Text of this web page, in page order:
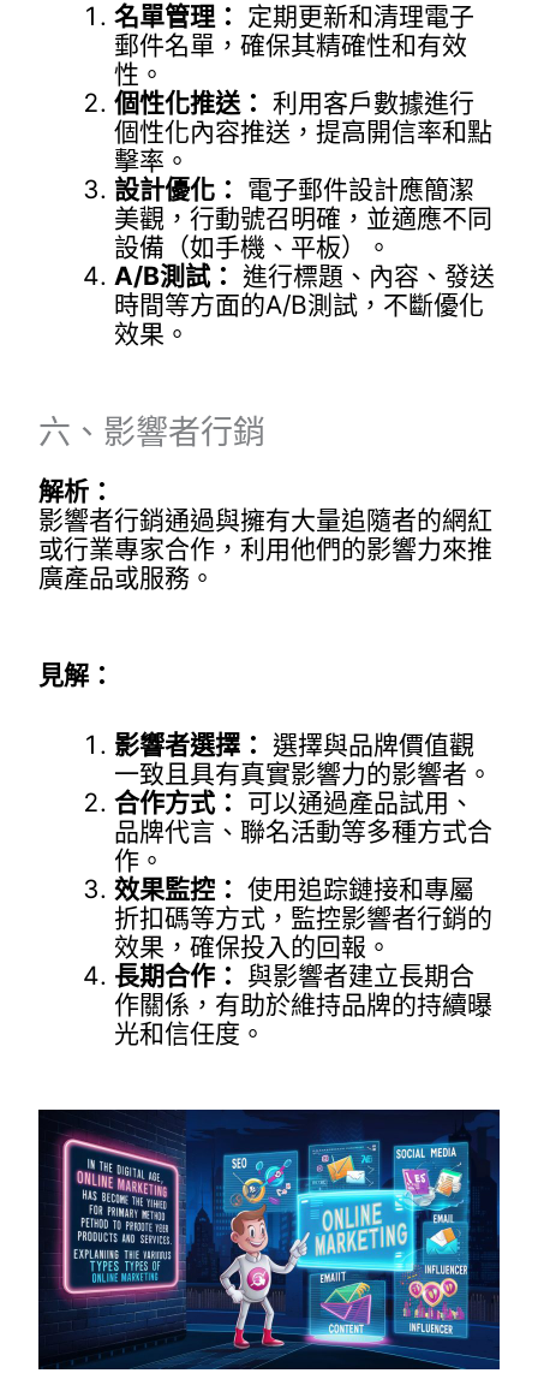
名單管理： 定期更新和清理電子
郵件名單，確保其精確性和有效
性。
個性化推送： 利用客戶數據進行
個性化內容推送，提高開信率和點
擊率。
設計優化： 電子郵件設計應簡潔
美觀，行動號召明確，並適應不同
設備（如手機、平板）。
A/B測試： 進行標題、內容、發送
時間等方面的A/B測試，不斷優化
效果。
六、影響者行銷
解析：
影響者行銷通過與擁有大量追隨者的網紅
或行業專家合作，利用他們的影響力來推
廣產品或服務。
見解：
影響者選擇： 選擇與品牌價值觀
一致且具有真實影響力的影響者。
合作方式： 可以通過產品試用、
品牌代言、聯名活動等多種方式合
作。
效果監控： 使用追踪鏈接和專屬
折扣碼等方式，監控影響者行銷的
效果，確保投入的回報。
長期合作： 與影響者建立長期合
作關係，有助於維持品牌的持續曝
光和信任度。